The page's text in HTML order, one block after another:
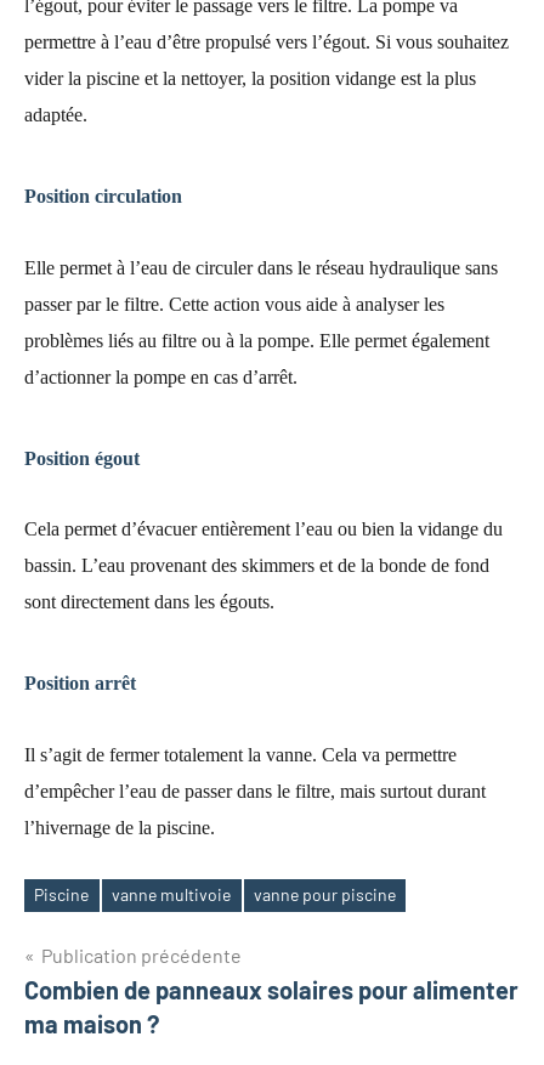
l’égout, pour éviter le passage vers le filtre. La pompe va
permettre à l’eau d’être propulsé vers l’égout. Si vous souhaitez
vider la piscine et la nettoyer, la position vidange est la plus
adaptée.
Position circulation
Elle permet à l’eau de circuler dans le réseau hydraulique sans
passer par le filtre. Cette action vous aide à analyser les
problèmes liés au filtre ou à la pompe. Elle permet également
d’actionner la pompe en cas d’arrêt.
Position égout
Cela permet d’évacuer entièrement l’eau ou bien la vidange du
bassin. L’eau provenant des skimmers et de la bonde de fond
sont directement dans les égouts.
Position arrêt
Il s’agit de fermer totalement la vanne. Cela va permettre
d’empêcher l’eau de passer dans le filtre, mais surtout durant
l’hivernage de la piscine.
Étiquettes
Piscine vanne multivoie vanne pour piscine
Navigation
de
Publication précédente
Combien de panneaux solaires pour alimenter
ma maison ?